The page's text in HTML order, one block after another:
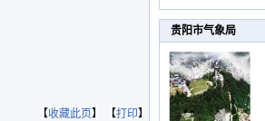
【收藏此页】 【打印】
贵阳市气象局